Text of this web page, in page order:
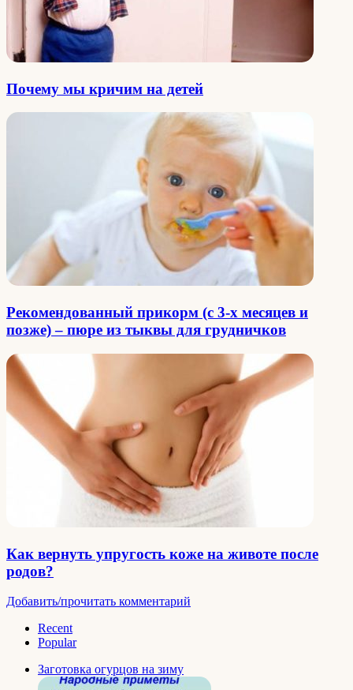
Почему мы кричим на детей
Рекомендованный прикорм (с 3-х месяцев и
позже) – пюре из тыквы для грудничков
Как вернуть упругость коже на животе после
родов?
Добавить/прочитать комментарий
Recent
Popular
Заготовка огурцов на зиму